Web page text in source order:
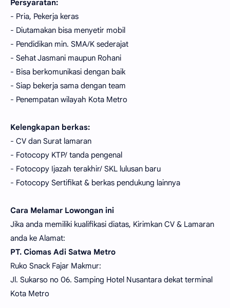
Persyaratan:
- Pria, Pekerja keras
- Diutamakan bisa menyetir mobil
- Pendidikan min. SMA/K sederajat
- Sehat Jasmani maupun Rohani
- Bisa berkomunikasi dengan baik
- Siap bekerja sama dengan team
- Penempatan wilayah Kota Metro
Kelengkapan berkas:
- CV dan Surat lamaran
- Fotocopy KTP/ tanda pengenal
- Fotocopy Ijazah terakhir/ SKL lulusan baru
- Fotocopy Sertifikat & berkas pendukung lainnya
Cara Melamar Lowongan ini
Jika anda memiliki kualifikasi diatas, Kirimkan CV & Lamaran
anda ke Alamat:
PT. Ciomas Adi Satwa Metro
Ruko Snack Fajar Makmur:
Jl. Sukarso no 06. Samping Hotel Nusantara dekat terminal
Kota Metro